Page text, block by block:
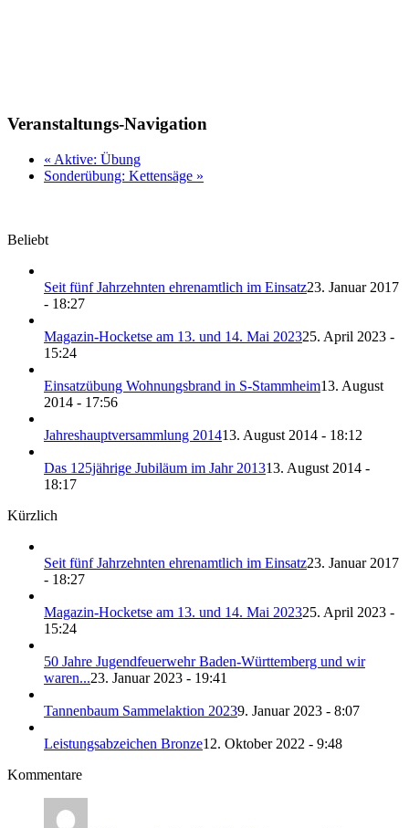
Veranstaltungs-Navigation
« Aktive: Übung
Sonderübung: Kettensäge »
Beliebt
Seit fünf Jahrzehnten ehrenamtlich im Einsatz23. Januar 2017
- 18:27
Magazin-Hocketse am 13. und 14. Mai 202325. April 2023 -
15:24
Einsatzübung Wohnungsbrand in S-Stammheim13. August
2014 - 17:56
Jahreshauptversammlung 201413. August 2014 - 18:12
Das 125jährige Jubiläum im Jahr 201313. August 2014 -
18:17
Kürzlich
Seit fünf Jahrzehnten ehrenamtlich im Einsatz23. Januar 2017
- 18:27
Magazin-Hocketse am 13. und 14. Mai 202325. April 2023 -
15:24
50 Jahre Jugendfeuerwehr Baden-Württemberg und wir
waren...23. Januar 2023 - 19:41
Tannenbaum Sammelaktion 20239. Januar 2023 - 8:07
Leistungsabzeichen Bronze12. Oktober 2022 - 9:48
Kommentare